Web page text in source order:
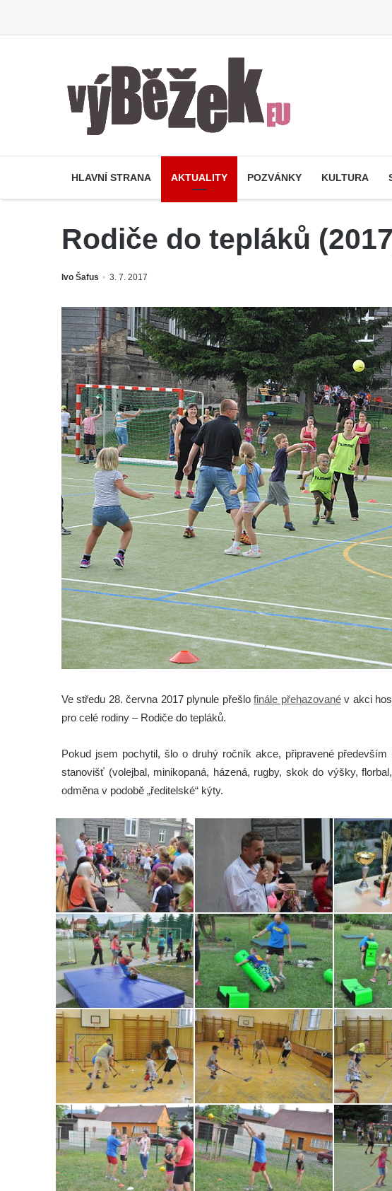
HLAVNÍ STRANA AKTUALITY POZVÁNKY KULTURA
Rodiče do tepláků
Ivo Šafus 3. 7. 2017
Ve středu 28. června 2017 plynule přešlofinále přehazovanév akci
pro celé rodiny – Rodiče do tepláků.
Pokud jsem pochytil, šlo o druhý ročník akce, připravené
stanovišť (volejbal, minikopaná, házená, rugby, skok do výšky,
odměna v podobě „ředitelské“ kýty.